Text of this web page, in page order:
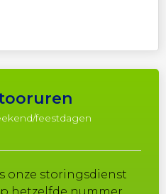
feestdagen
onze storingsdienst